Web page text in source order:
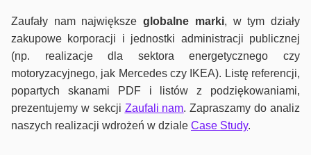
Zaufały nam największeglobalne marki, w tym działy
zakupowe korporacji i jednostki administracji publicznej
(np. realizacje dla sektora energetycznego czy
motoryzacyjnego, jak Mercedes czy IKEA). Listę referencji,
popartych skanami PDF i listów z podziękowaniami,
prezentujemy w sekcji Zaufali nam. Zapraszamy do analiz
naszych realizacji wdrożeń w dziale Case Study.